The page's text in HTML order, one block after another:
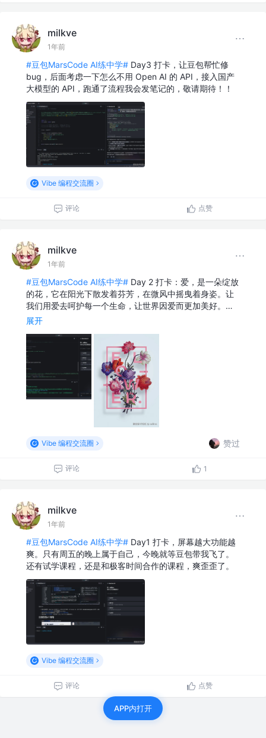
milkve
1年前
#豆包MarsCode AI练中学# Day3 打卡，让豆包帮忙修
bug，后面考虑一下怎么不用 Open AI 的 API，接入国产
大模型的 API，跑通了流程我会发笔记的，敬请期待！！
Vibe 编程交流圈
评论 点赞
milkve
1年前
#豆包MarsCode AI练中学# Day 2 打卡：爱，是一朵绽放
的花，它在阳光下散发着芬芳，在微风中摇曳着身姿。让
我们用爱去呵护每一个生命，让世界因爱而更加美好。…
展开
Vibe 编程交流圈 赞过
评论 1
milkve
1年前
#豆包MarsCode AI练中学# Day1 打卡，屏幕越大功能越
爽。只有周五的晚上属于自己，今晚就等豆包带我飞了。
还有试学课程，还是和极客时间合作的课程，爽歪歪了。
Vibe 编程交流圈
评论 点赞
APP内打开